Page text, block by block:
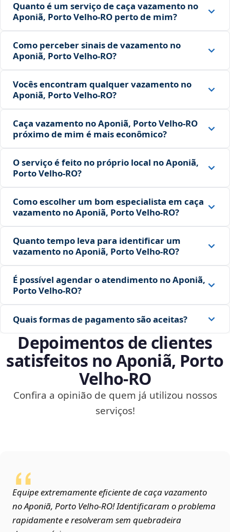
Quanto é um serviço de caça vazamento no
Aponiã, Porto Velho‑RO perto de mim?
Como perceber sinais de vazamento no
Aponiã, Porto Velho‑RO?
Vocês encontram qualquer vazamento no
Aponiã, Porto Velho‑RO?
Caça vazamento no Aponiã, Porto Velho‑RO
próximo de mim é mais econômico?
O serviço é feito no próprio local no Aponiã,
Porto Velho‑RO?
Como escolher um bom especialista em caça
vazamento no Aponiã, Porto Velho‑RO?
Quanto tempo leva para identificar um
vazamento no Aponiã, Porto Velho‑RO?
É possível agendar o atendimento no Aponiã,
Porto Velho‑RO?
Quais formas de pagamento são aceitas?
Depoimentos de clientes
satisfeitos no Aponiã, Porto
Velho‑RO
Confira a opinião de quem já utilizou nossos
serviços!
Equipe extremamente eficiente de caça vazamento
no Aponiã, Porto Velho‑RO! Identificaram o problema
rapidamente e resolveram sem quebradeira